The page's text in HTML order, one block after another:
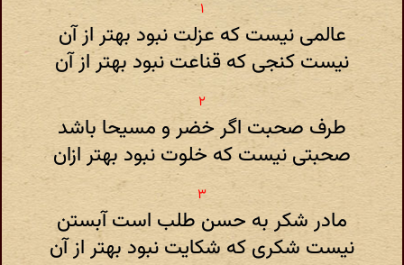
عالمی نیست که عزلت نبود بهتر از آن
نیست کنجی که قناعت نبود بهتر از آن
طرف صحبت اگر خضر و مسیحا باشد
صحبتی نیست که خلوت نبود بهتر ازان
مادر شکر به حسن طلب است آبستن
نیست شکری که شکایت نبود بهتر از آن